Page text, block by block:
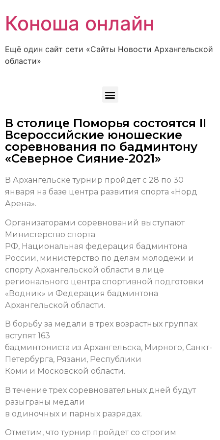
Коноша онлайн
Ещё один сайт сети «Сайты Новости Архангельской
области»
В столице Поморья состоятся II
Всероссийские юношеские
соревнования по бадминтону
«Северное Сияние-2021»
В Архангельске турнир пройдет с 28 по 30
января на базе центра развития спорта «Норд
Арена».
Организаторами соревнований выступают
Министерство спорта
РФ, Национальная федерация бадминтона
России, министерство по делам молодежи и
спорту Архангельской области в лице
регионального центра спортивной подготовки
«Водник» и Федерация бадминтона
Архангельской области.
В борьбу за медали в трех возрастных группах
вступят 163
бадминтониста из Архангельска, Мирного, Санкт-
Петербурга, Рязани, Республики
Коми и Московской области.
В течение трех соревновательных дней будут
разыграны медали
в одиночных и парных разрядах.
Отметим, что турнир пройдет со строгим